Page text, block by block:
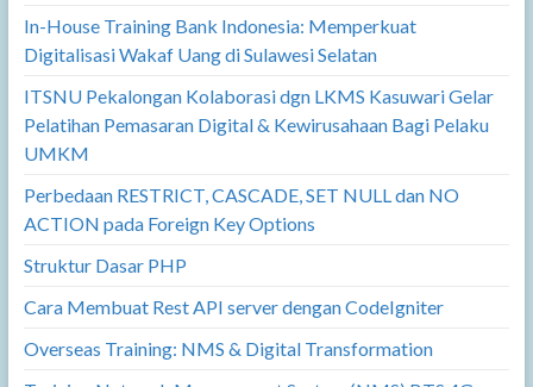
In-House Training Bank Indonesia: Memperkuat
Digitalisasi Wakaf Uang di Sulawesi Selatan
ITSNU Pekalongan Kolaborasi dgn LKMS Kasuwari Gelar
Pelatihan Pemasaran Digital & Kewirusahaan Bagi Pelaku
UMKM
Perbedaan RESTRICT, CASCADE, SET NULL dan NO
ACTION pada Foreign Key Options
Struktur Dasar PHP
Cara Membuat Rest API server dengan CodeIgniter
Overseas Training: NMS & Digital Transformation